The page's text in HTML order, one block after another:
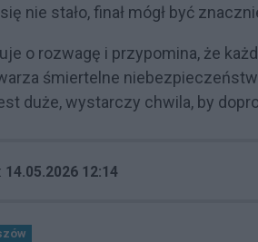
nie stało, finał mógł być
o rozwagę i przypomina, że
śmiertelne
duże, wystarczy chwila, by
14.05.2026 12:14